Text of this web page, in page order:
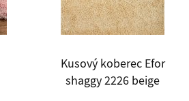
Kusový koberec Efor
shaggy 2226 beige